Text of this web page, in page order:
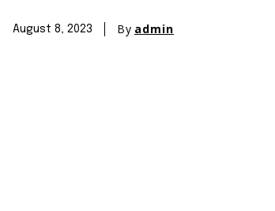
August 8, 2023 By admin